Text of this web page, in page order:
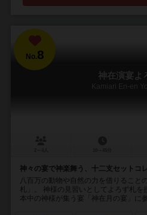
No.8
神在演宴よ
Kamiari En-en
神々の宴で神楽舞う、十二支セットコ
八百万の動物や自然の力を借りること
札」。 神様の見習いとしてよろず札を
本中の神様が集う宴「神在月の宴」に